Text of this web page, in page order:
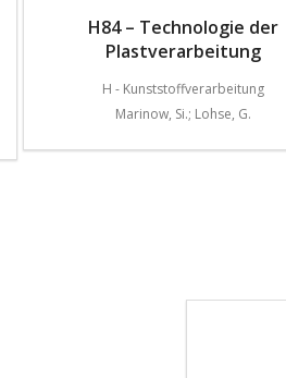
H84 – Technologie der
Plastverarbeitung
H - Kunststoffverarbeitung
Marinow, Si.; Lohse, G.